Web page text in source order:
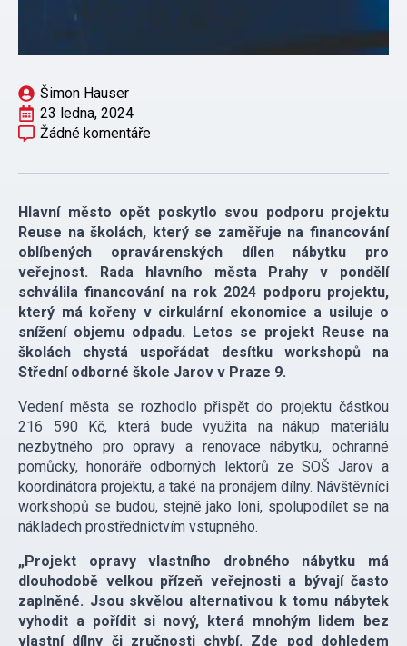
Šimon Hauser
23 ledna, 2024
Žádné komentáře
Hlavní město opět poskytlo svou podporu projektu
Reuse na školách, který se zaměřuje na financování
oblíbených opravárenských dílen nábytku pro
veřejnost. Rada hlavního města Prahy v pondělí
schválila financování na rok 2024 podporu projektu,
který má kořeny v cirkulární ekonomice a usiluje o
snížení objemu odpadu. Letos se projekt Reuse na
školách chystá uspořádat desítku workshopů na
Střední odborné škole Jarov v Praze 9.
Vedení města se rozhodlo přispět do projektu částkou
216 590 Kč, která bude využita na nákup materiálu
nezbytného pro opravy a renovace nábytku, ochranné
pomůcky, honoráře odborných lektorů ze SOŠ Jarov a
koordinátora projektu, a také na pronájem dílny. Návštěvníci
workshopů se budou, stejně jako loni, spolupodílet se na
nákladech prostřednictvím vstupného.
„Projekt opravy vlastního drobného nábytku má
dlouhodobě velkou přízeň veřejnosti a bývají často
zaplněné. Jsou skvělou alternativou k tomu nábytek
vyhodit a pořídit si nový, která mnohým lidem bez
vlastní dílny či zručnosti chybí. Zde pod dohledem